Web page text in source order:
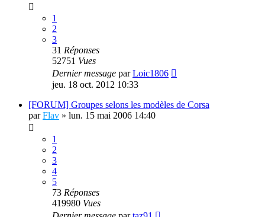
1
2
3
31 Réponses
52751 Vues
Dernier message parLoic1806
jeu. 18 oct. 2012 10:33
[FORUM] Groupes selons les modèles de Corsa
parFlav » lun. 15 mai 2006 14:40
1
2
3
4
5
73 Réponses
419980 Vues